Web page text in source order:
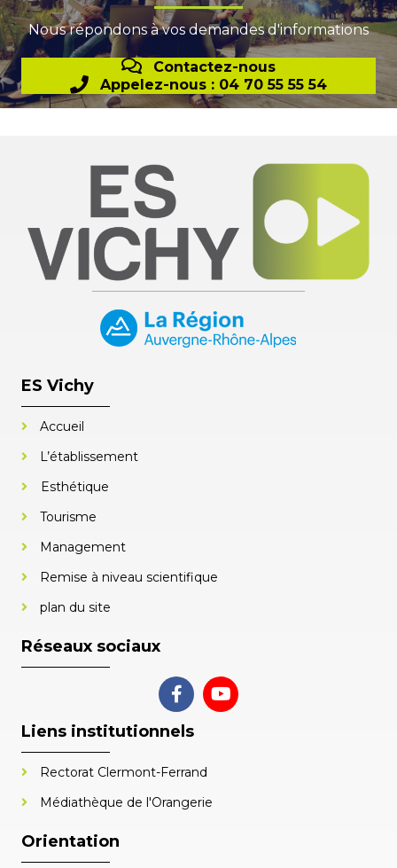
Nous répondons à vos demandes d'informations
Contactez-nous
Appelez-nous : 04 70 55 55 54
ES Vichy
Accueil
L’établissement
Esthétique
Tourisme
Management
Remise à niveau scientifique
plan du site
Réseaux sociaux
Liens institutionnels
Rectorat Clermont-Ferrand
Médiathèque de l'Orangerie
Orientation